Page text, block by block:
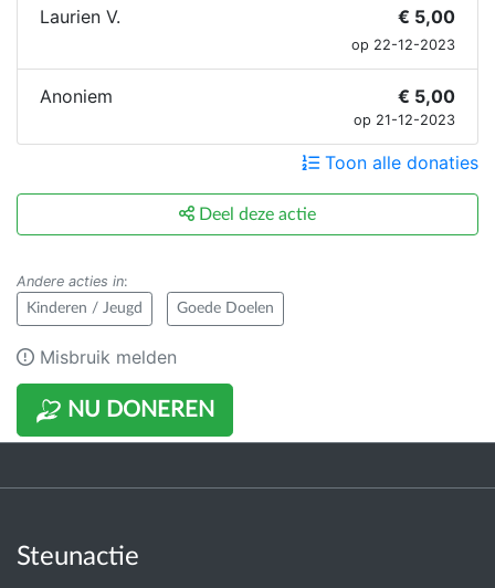
NU DONEREN
Laurien V. € 5,00
op 22-12-2023
Anoniem € 5,00
op 21-12-2023
Toon alle donaties
Deel deze actie
Andere acties in:
Kinderen / Jeugd Goede Doelen
Misbruik melden
Steunactie